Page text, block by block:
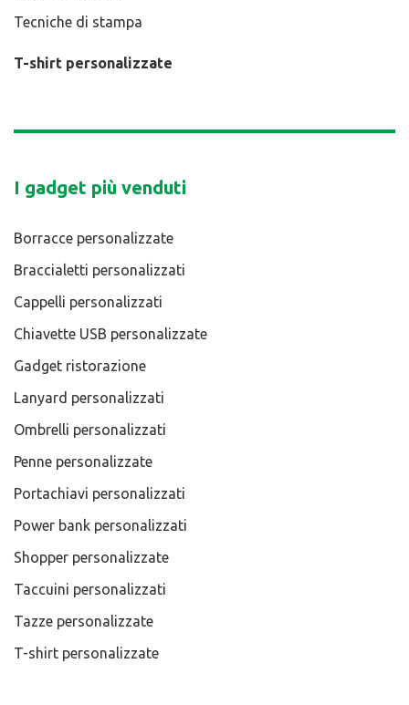
Tecniche di stampa
T-shirt personalizzate
I gadget più venduti
Borracce personalizzate
Braccialetti personalizzati
Cappelli personalizzati
Chiavette USB personalizzate
Gadget ristorazione
Lanyard personalizzati
Ombrelli personalizzati
Penne personalizzate
Portachiavi personalizzati
Power bank personalizzati
Shopper personalizzate
Taccuini personalizzati
Tazze personalizzate
T-shirt personalizzate